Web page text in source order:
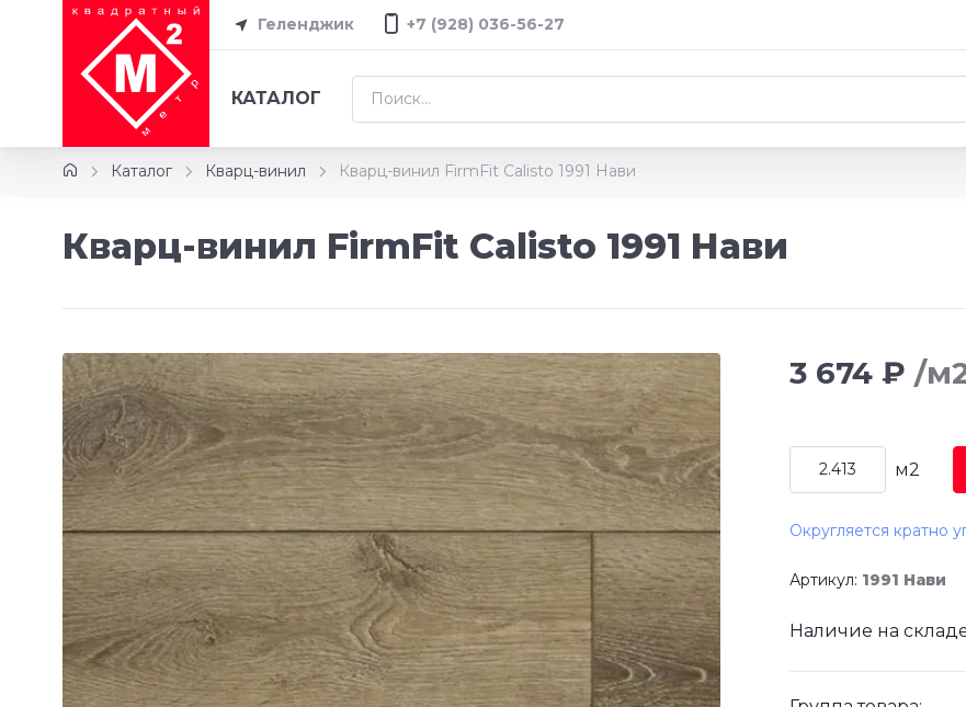
Геленджик +7 (928) 036-56-27
КАТАЛОГ
Каталог Кварц-винил Кварц-винил FirmFit Calisto 1991 Нави
Кварц-винил FirmFit Calisto 1991 Нави
3 674 ₽ /
м2
Округляется кратно
Артикул: 1991 Нави
Наличие на